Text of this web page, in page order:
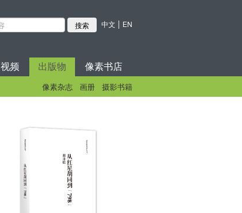
中文 | EN
视频 出版物 像素书店
像素杂志 画册 摄影书籍